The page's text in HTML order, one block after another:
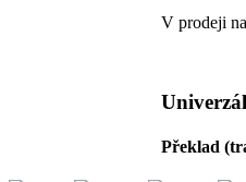
V prodeji
Překlad